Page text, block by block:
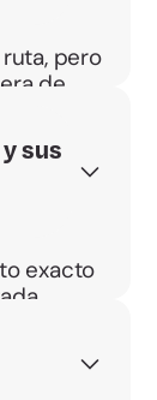
pero
de
sus
exacto